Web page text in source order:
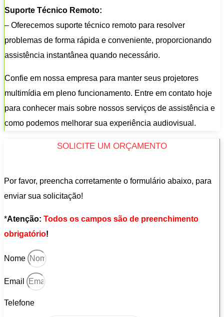
Suporte Técnico Remoto:
– Oferecemos suporte técnico remoto para resolver
problemas de forma rápida e conveniente, proporcionando
assistência instantânea quando necessário.
Confie em nossa empresa para manter seus projetores
multimídia em pleno funcionamento. Entre em contato hoje
para conhecer mais sobre nossos serviços de assistência e
como podemos melhorar sua experiência audiovisual.
SOLICITE UM ORÇAMENTO
Por favor, preencha corretamente o formulário abaixo, para
enviar sua solicitação!
*Atenção: Todos os campos são de preenchimento
obrigatório!
Nome
Email
Telefone